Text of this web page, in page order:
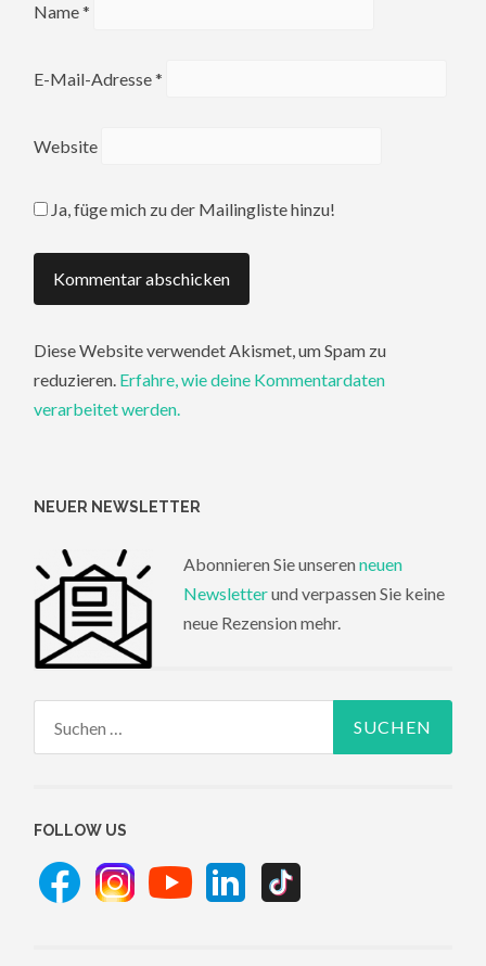
Name*
E-Mail-Adresse*
Website
Ja, füge mich zu der Mailingliste hinzu!
Diese Website verwendet Akismet, um Spam zu
reduzieren. Erfahre, wie deine Kommentardaten
verarbeitet werden.
NEUER NEWSLETTER
Abonnieren Sie unseren neuen
Newsletterund verpassen Sie keine
neue Rezension mehr.
FOLLOW US